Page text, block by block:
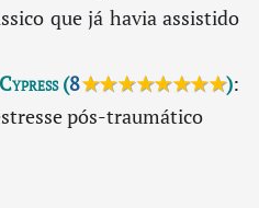
que já havia assistido
(8★★★★★★★★):
pós-traumático